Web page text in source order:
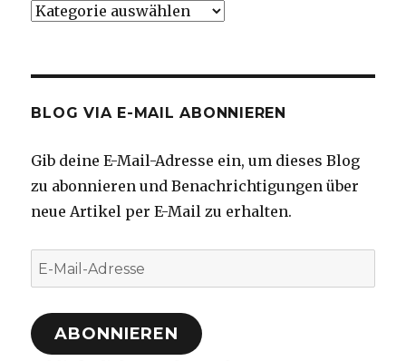
Kategorien
BLOG VIA E-MAIL ABONNIEREN
Gib deine E-Mail-Adresse ein, um dieses Blog
zu abonnieren und Benachrichtigungen über
neue Artikel per E-Mail zu erhalten.
E-
Mail-
Adresse
ABONNIEREN